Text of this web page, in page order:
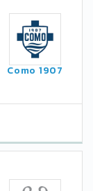
Como 1907